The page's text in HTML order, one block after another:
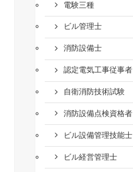
電験三種
ビル管理士
消防設備士
認定電気工事従事者
自衛消防技術試験
消防設備点検資格者
ビル設備管理技能士
ビル経営管理士